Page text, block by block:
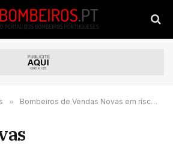
» Bombeiros de Vendas Novas em risco de não receberem ordenado